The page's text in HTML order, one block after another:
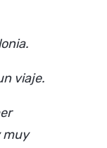
viaje.
muy